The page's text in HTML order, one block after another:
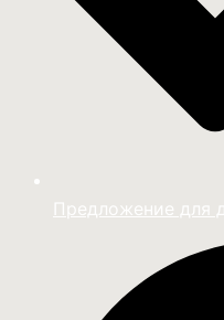
Предложение для